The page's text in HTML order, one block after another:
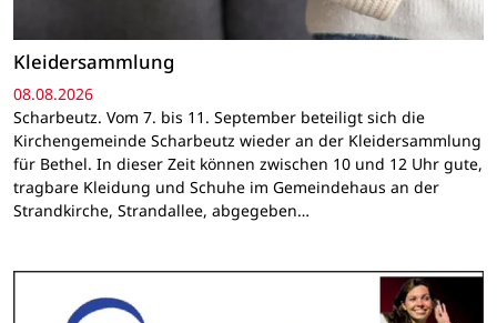
Kleidersammlung
08.08.2026
Scharbeutz. Vom 7. bis 11. September beteiligt sich die
Kirchengemeinde Scharbeutz wieder an der Kleidersammlung
für Bethel. In dieser Zeit können zwischen 10 und 12 Uhr gute,
tragbare Kleidung und Schuhe im Gemeindehaus an der
Strandkirche, Strandallee, abgegeben…